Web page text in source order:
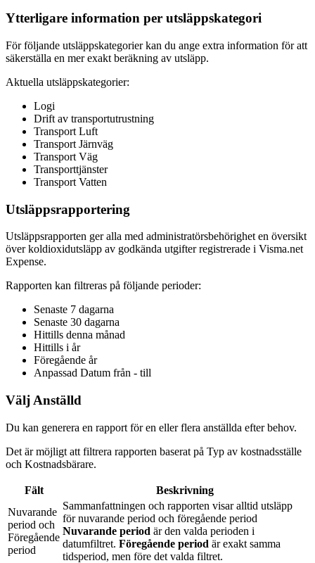
Ytterligare information per utsläppskategori
För följande utsläppskategorier kan du ange extra information för att
säkerställa en mer exakt beräkning av utsläpp.
Aktuella utsläppskategorier:
Logi
Drift av transportutrustning
Transport Luft
Transport Järnväg
Transport Väg
Transporttjänster
Transport Vatten
Utsläppsrapportering
Utsläppsrapporten ger alla med administratörsbehörighet en översikt
över koldioxidutsläpp av godkända utgifter registrerade i Visma.net
Expense.
Rapporten kan filtreras på följande perioder:
Senaste 7 dagarna
Senaste 30 dagarna
Hittills denna månad
Hittills i år
Föregående år
Anpassad Datum från - till
Välj Anställd
Du kan generera en rapport för en eller flera anställda efter behov.
Det är möjligt att filtrera rapporten baserat på Typ av kostnadsställe
och Kostnadsbärare.
Fält
Beskrivning
Nuvarande
period och
Föregående
period
Sammanfattningen och rapporten visar alltid utsläpp
för nuvarande period och föregående period
Nuvarande period är den valda perioden i
datumfiltret. Föregående period är exakt samma
tidsperiod, men före det valda filtret.